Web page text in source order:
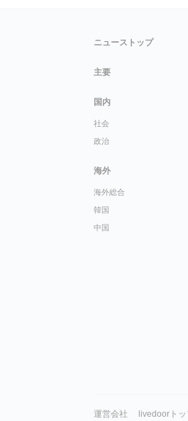
ニューストップ
主要
国内
社会
政治
海外
海外総合
韓国
中国
運営会社 livedoorト